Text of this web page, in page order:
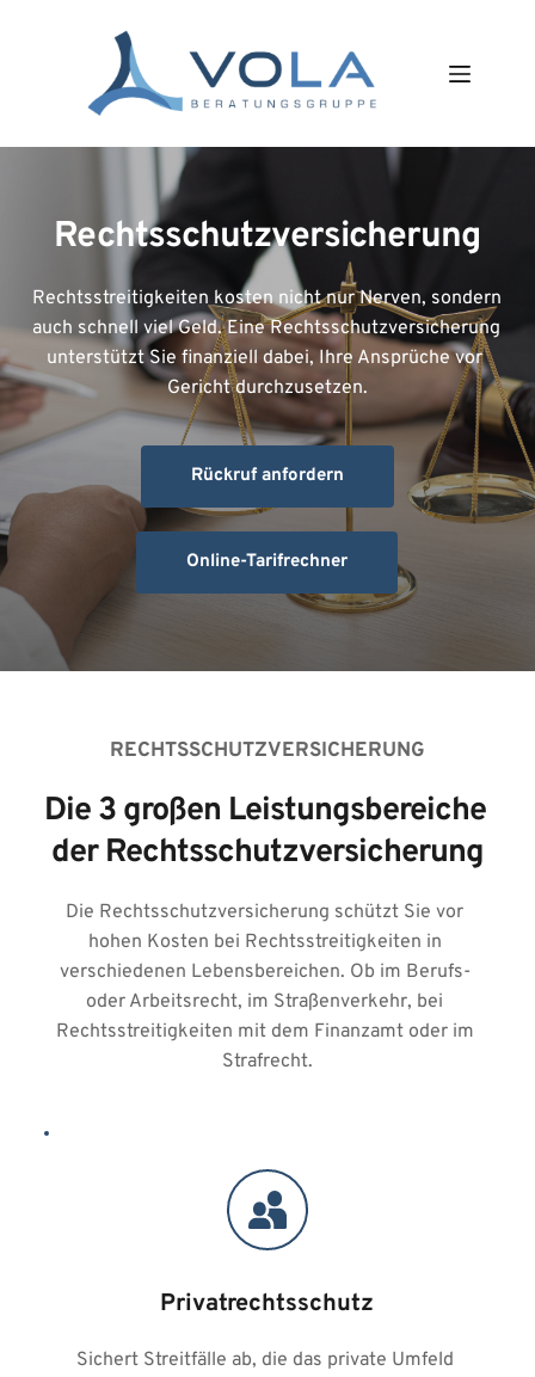
Rechtsschutzversicherung
Rechtsstreitigkeiten kosten nicht nur Nerven, sondern
auch schnell viel Geld. Eine Rechtsschutzversicherung
unterstützt Sie finanziell dabei, Ihre Ansprüche vor
Gericht durchzusetzen.
Rückruf anfordern
Online-Tarifrechner
RECHTSSCHUTZVERSICHERUNG
Die 3 großen Leistungsbereiche
der Rechtsschutzversicherung
Die Rechtsschutzversicherung schützt Sie vor
hohen Kosten bei Rechtsstreitigkeiten in
verschiedenen Lebensbereichen. Ob im Berufs-
oder Arbeitsrecht, im Straßenverkehr, bei
Rechtsstreitigkeiten mit dem Finanzamt oder im
Strafrecht.
Privatrechtsschutz
Sichert Streitfälle ab, die das private Umfeld